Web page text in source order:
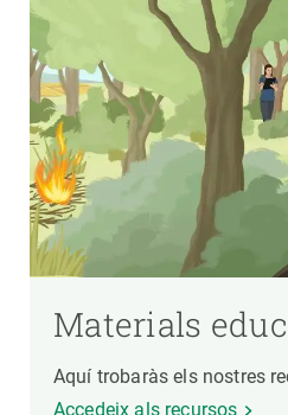
Materials
Aquí trobaràs els nostres
Accedeix als recursos